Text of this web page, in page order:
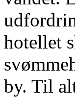
hotellet
by. Til